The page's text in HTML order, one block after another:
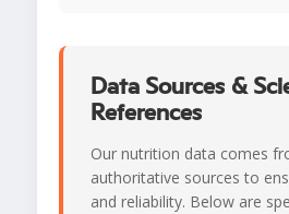
Data Sources &
References
Our nutrition data comes
authoritative sources to
and reliability. Below are